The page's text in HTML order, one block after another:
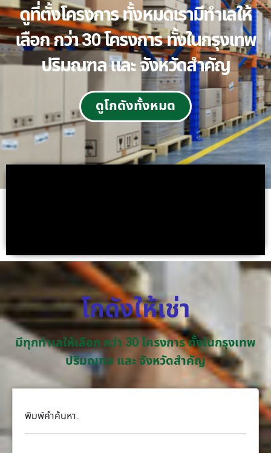
ดูที่ตั้งโครงการ ทั้งหมดเรามีทำเลให้
เลือก กว่า 30 โครงการ ทั้งในกรุงเทพ
ปริมณฑล และ จังหวัดสำคัญ
ดูโกดังทั้งหมด
โกดังให้เช่า
มีทุกทำเลให้เลือก กว่า 30 โครงการ ทั้งในกรุงเทพ
ปริมณฑล และ จังหวัดสำคัญ
พิมพ์คำค้นหา..